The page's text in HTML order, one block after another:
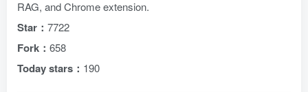
RAG, and Chrome extension.
Star： 7722
Fork： 658
Today stars： 190